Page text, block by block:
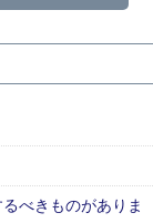
べきものがありま